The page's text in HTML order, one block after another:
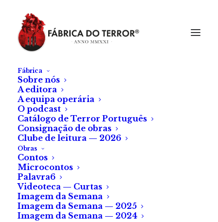
Fábrica
Sobre nós
A editora
A equipa operária
O podcast
Catálogo de Terror Português
Consignação de obras
Clube de leitura — 2026
Obras
Contos
Microcontos
Palavra6
Videoteca — Curtas
Imagem da Semana
Imagem da Semana — 2025
Imagem da Semana — 2024